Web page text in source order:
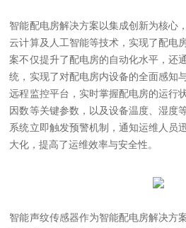
智能配电房解决方案以集成创新为核心
云计算及人工智能等技术，实现了配电
案不仅提升了配电房的自动化水平，还
统，实现了对配电房内设备的全面感知
远程监控平台，实时掌握配电房的运行
因数等关键参数，以及设备温度、湿度
系统立即触发预警机制，通知运维人员
大化，提高了运维效率与安全性。
智能声纹传感器作为智能配电房解决方